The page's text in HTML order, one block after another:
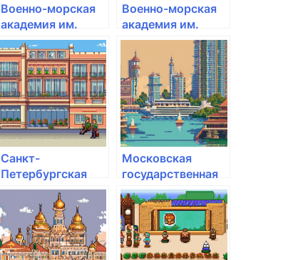
Военно-морская
академия им.
адмирала флота
Советского Союза
Н.Г. Кузнецова
Военно-морская
академия им.
адмирала флота
Советского Союза
Н.Г. Кузнецова
Санкт-
Петербургская
государственная
художественно-
промышленная
академия им. А.Л.
Штиглица
Московская
государственная
академия водного
транспорта